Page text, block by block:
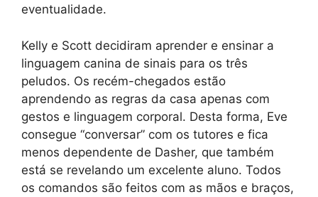
eventualidade.
Kelly e Scott decidiram aprender e ensinar a
linguagem canina de sinais para os três
peludos. Os recém-chegados estão
aprendendo as regras da casa apenas com
gestos e linguagem corporal. Desta forma, Eve
consegue “conversar” com os tutores e fica
menos dependente de Dasher, que também
está se revelando um excelente aluno. Todos
os comandos são feitos com as mãos e braços,